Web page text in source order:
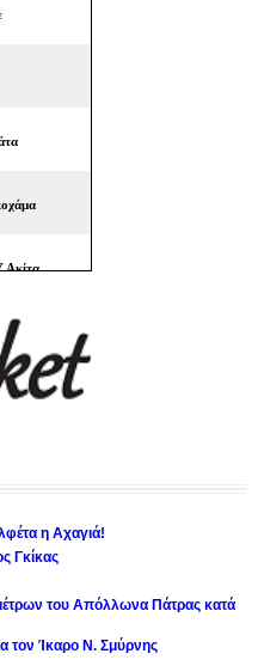
η Αχαγιά!
Γκίκας
του Απόλλωνα Πάτρας κατά
τον Ίκαρο Ν. Σμύρνης